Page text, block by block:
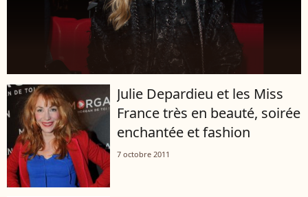
Julie Depardieu et les Miss
France très en beauté, soirée
enchantée et fashion
7 octobre 2011